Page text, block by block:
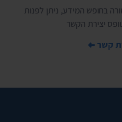
בחופש המידע, ניתן לפנות
יצירת הקשר
קשר